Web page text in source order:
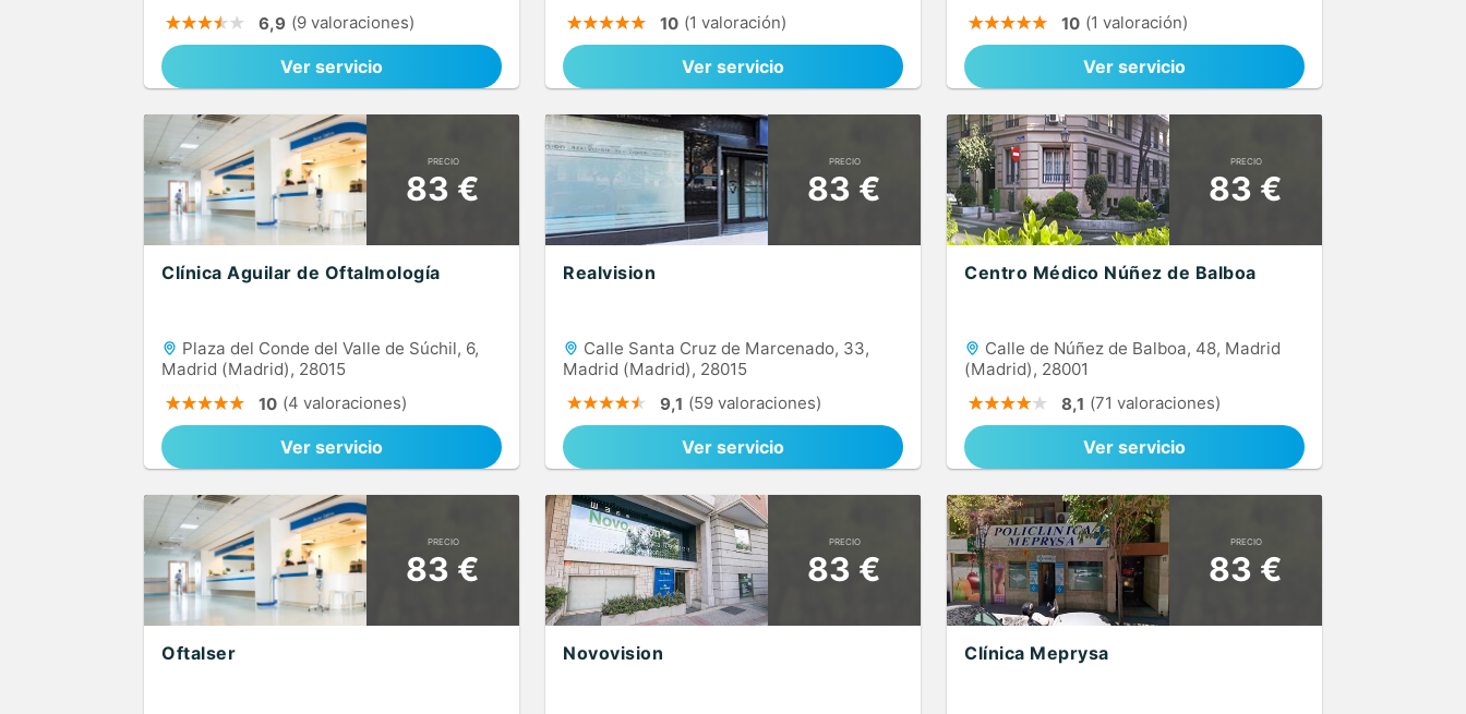
6,9 (9 valoraciones)
Ver servicio
10 (1 valoración)
Ver servicio
10 (1 valoración)
Ver servicio
PRECIO
83 €
Clínica Aguilar de Oftalmología
Plaza del Conde del Valle de Súchil, 6,
Madrid (Madrid), 28015
10 (4 valoraciones)
Ver servicio
PRECIO
83 €
Realvision
Calle Santa Cruz de Marcenado, 33,
Madrid (Madrid), 28015
9,1 (59 valoraciones)
Ver servicio
PRECIO
83 €
Centro Médico Núñez de Balboa
Calle de Núñez de Balboa, 48, Madrid
(Madrid), 28001
8,1 (71 valoraciones)
Ver servicio
PRECIO
83 €
Oftalser
PRECIO
83 €
Novovision
PRECIO
83 €
Clínica Meprysa